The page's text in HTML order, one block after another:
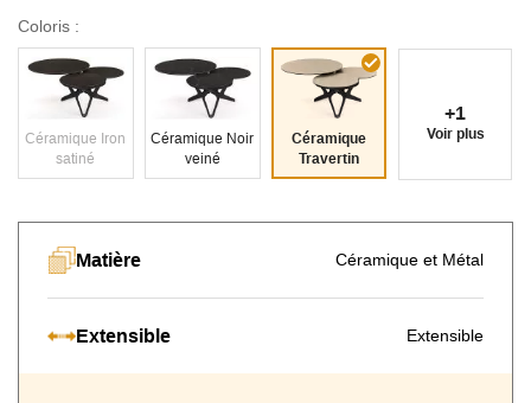
Coloris :
Céramique Iron
satiné
Céramique Noir
veiné
Céramique
Travertin
Céramique
+1
Voir plus
Matière Céramique et Métal
Extensible Extensible